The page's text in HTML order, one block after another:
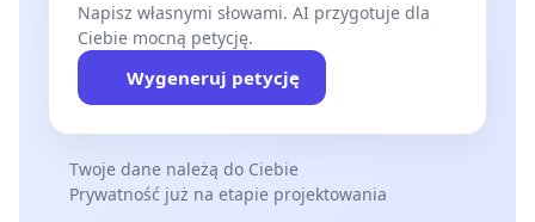
Napisz własnymi słowami. AI przygotuje dla
Ciebie mocną petycję.
Wygeneruj petycję
Twoje dane należą do Ciebie
Prywatność już na etapie projektowania